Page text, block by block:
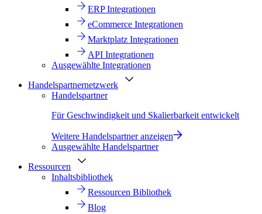
ERP Integrationen
eCommerce Integrationen
Marktplatz Integrationen
API Integrationen
Ausgewählte Integrationen
Handelspartnernetzwerk
Handelspartner
Für Geschwindigkeit und Skalierbarkeit entwickelt
Weitere Handelspartner anzeigen
Ausgewählte Handelspartner
Ressourcen
Inhaltsbibliothek
Ressourcen Bibliothek
Blog